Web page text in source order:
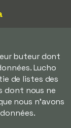
buteur dont
Lucho
de listes des
dont nous ne
nous n'avons